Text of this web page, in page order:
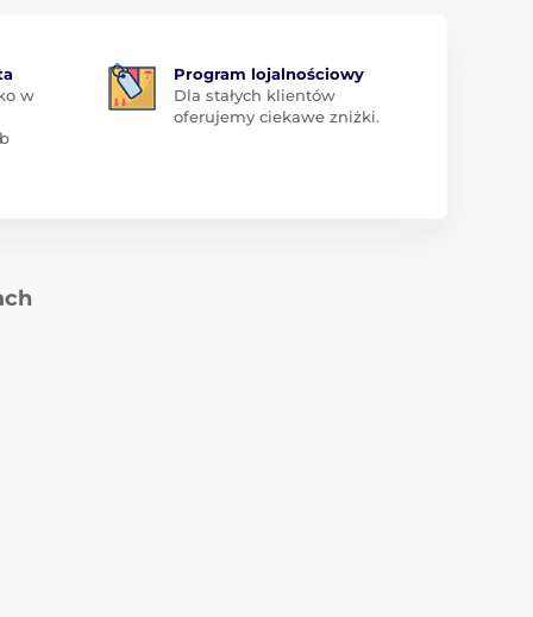
w
Program lojalnościowy
Dla stałych klientów
oferujemy ciekawe zniżki.